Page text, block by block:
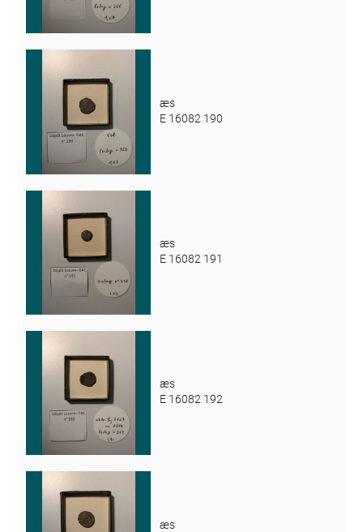
æs
E 16082 190
æs
E 16082 191
æs
E 16082 192
æs